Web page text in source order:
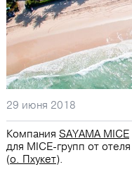
29 июня 2018
Компания SAYAMA MICE
для MICE-групп от отеля
(о. Пхукет).